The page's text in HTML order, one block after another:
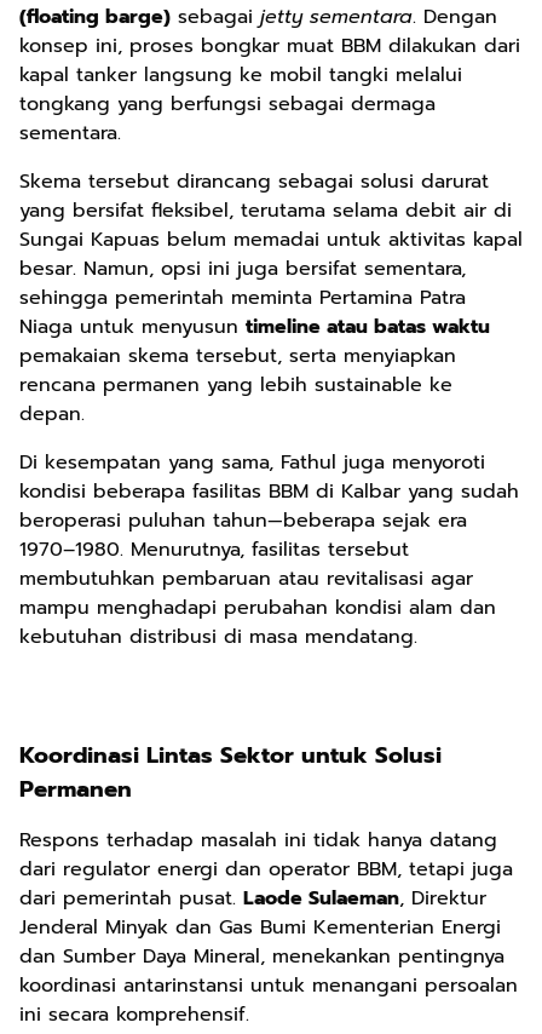
(floating barge) sebagai jetty sementara. Dengan
konsep ini, proses bongkar muat BBM dilakukan dari
kapal tanker langsung ke mobil tangki melalui
tongkang yang berfungsi sebagai dermaga
sementara.
Skema tersebut dirancang sebagai solusi darurat
yang bersifat fleksibel, terutama selama debit air di
Sungai Kapuas belum memadai untuk aktivitas kapal
besar. Namun, opsi ini juga bersifat sementara,
sehingga pemerintah meminta Pertamina Patra
Niaga untuk menyusun timeline atau batas waktu
pemakaian skema tersebut, serta menyiapkan
rencana permanen yang lebih sustainable ke
depan.
Di kesempatan yang sama, Fathul juga menyoroti
kondisi beberapa fasilitas BBM di Kalbar yang sudah
beroperasi puluhan tahun—beberapa sejak era
1970–1980. Menurutnya, fasilitas tersebut
membutuhkan pembaruan atau revitalisasi agar
mampu menghadapi perubahan kondisi alam dan
kebutuhan distribusi di masa mendatang.
Koordinasi Lintas Sektor untuk Solusi
Permanen
Respons terhadap masalah ini tidak hanya datang
dari regulator energi dan operator BBM, tetapi juga
dari pemerintah pusat. Laode Sulaeman, Direktur
Jenderal Minyak dan Gas Bumi Kementerian Energi
dan Sumber Daya Mineral, menekankan pentingnya
koordinasi antarinstansi untuk menangani persoalan
ini secara komprehensif.